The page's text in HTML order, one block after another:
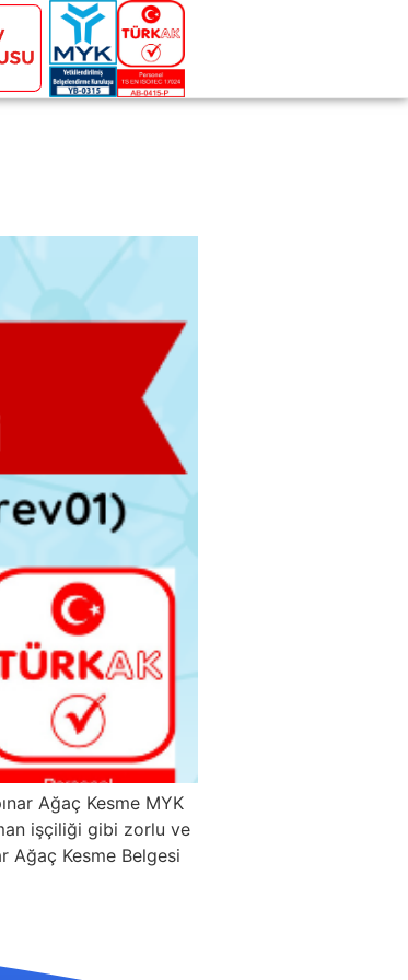
Ağaç Kesme MYK
işçiliği gibi zorlu ve
Ağaç Kesme Belgesi